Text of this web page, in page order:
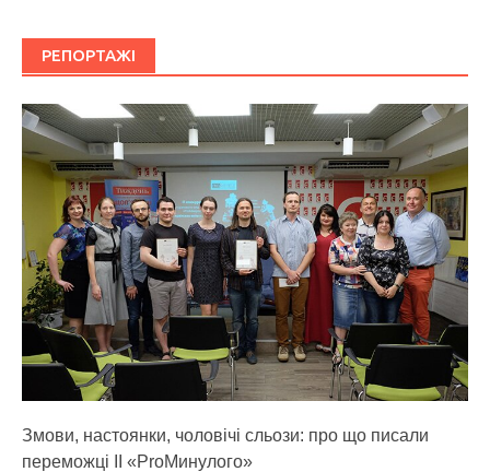
РЕПОРТАЖІ
Змови, настоянки, чоловічі сльози: про що писали
переможці ІІ «ProМинулого»